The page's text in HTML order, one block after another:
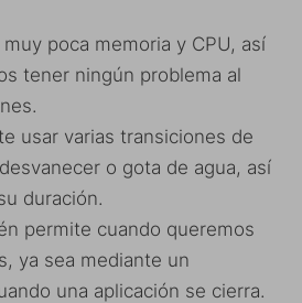
poca memoria y CPU, así
tener ningún problema al
usar varias transiciones de
o gota de agua, así
duración.
permite cuando queremos
ya sea mediante un
una aplicación se cierra.